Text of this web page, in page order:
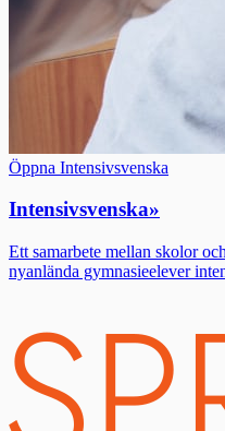
Öppna Intensivsvenska
Intensivsvenska»
Ett samarbete mellan skolor
nyanlända gymnasieelever